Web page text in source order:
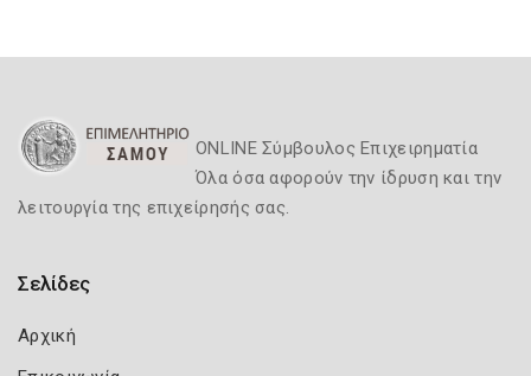
ONLINE Σύμβουλος Επιχειρηματία
Όλα όσα αφορούν την ίδρυση και την
λειτουργία της επιχείρησής σας.
Σελίδες
Αρχική